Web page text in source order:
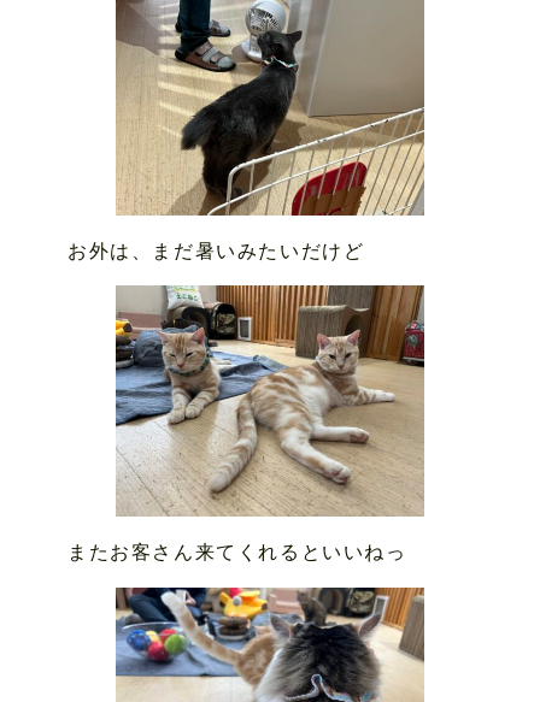
お外は、まだ暑いみたいだけど
またお客さん来てくれるといいねっ